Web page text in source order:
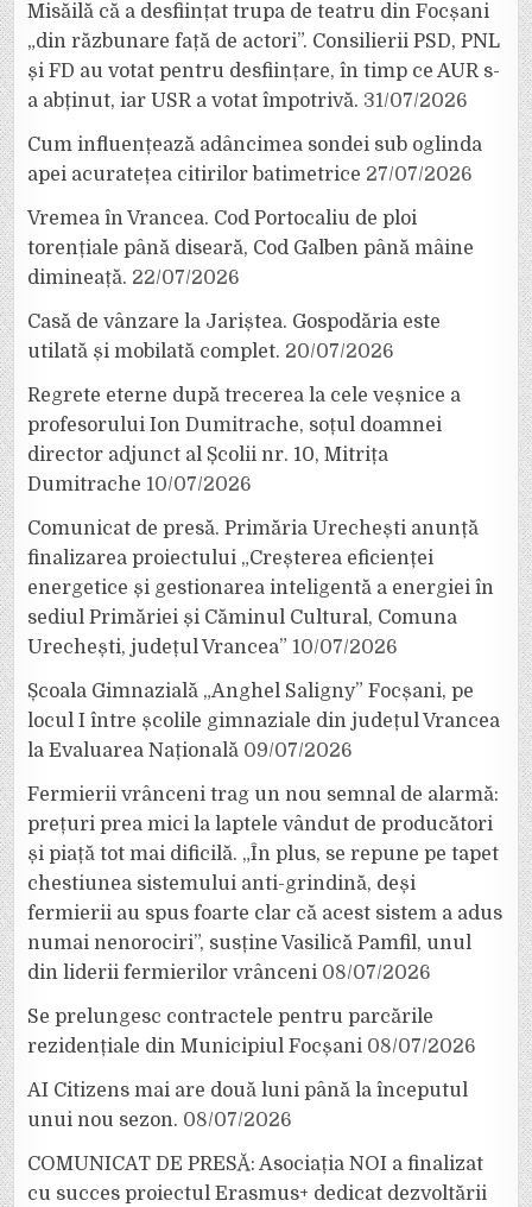
Misăilă că a desființat trupa de teatru din Focșani
„din răzbunare față de actori”. Consilierii PSD, PNL
și FD au votat pentru desființare, în timp ce AUR s-
a abținut, iar USR a votat împotrivă. 31/07/2026
Cum influențează adâncimea sondei sub oglinda
apei acuratețea citirilor batimetrice 27/07/2026
Vremea în Vrancea. Cod Portocaliu de ploi
torențiale până diseară, Cod Galben până mâine
dimineață. 22/07/2026
Casă de vânzare la Jariștea. Gospodăria este
utilată și mobilată complet. 20/07/2026
Regrete eterne după trecerea la cele veșnice a
profesorului Ion Dumitrache, soțul doamnei
director adjunct al Școlii nr. 10, Mitrița
Dumitrache 10/07/2026
Comunicat de presă. Primăria Urechești anunță
finalizarea proiectului „Creșterea eficienței
energetice și gestionarea inteligentă a energiei în
sediul Primăriei și Căminul Cultural, Comuna
Urechești, județul Vrancea” 10/07/2026
Școala Gimnazială „Anghel Saligny” Focșani, pe
locul I între școlile gimnaziale din județul Vrancea
la Evaluarea Națională 09/07/2026
Fermierii vrânceni trag un nou semnal de alarmă:
prețuri prea mici la laptele vândut de producători
și piață tot mai dificilă. „În plus, se repune pe tapet
chestiunea sistemului anti-grindină, deși
fermierii au spus foarte clar că acest sistem a adus
numai nenorociri”, susține Vasilică Pamfil, unul
din liderii fermierilor vrânceni 08/07/2026
Se prelungesc contractele pentru parcările
rezidențiale din Municipiul Focșani 08/07/2026
AI Citizens mai are două luni până la începutul
unui nou sezon. 08/07/2026
COMUNICAT DE PRESĂ: Asociația NOI a finalizat
cu succes proiectul Erasmus+ dedicat dezvoltării